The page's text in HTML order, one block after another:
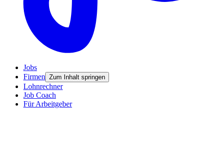
Jobs
Firmen Zum Inhalt springen
Lohnrechner
Job Coach
Für Arbeitgeber